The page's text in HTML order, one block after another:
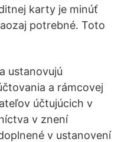
karty je minúť
potrebné. Toto
ustanovujú
a rámcovej
účtujúcich v
v znení
v ustanovení